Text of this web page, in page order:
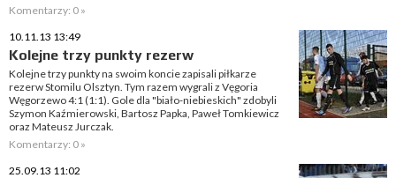
Komentarzy: 0 »
10.11.13 13:49
Kolejne trzy punkty rezerw
Kolejne trzy punkty na swoim koncie zapisali piłkarze
rezerw Stomilu Olsztyn. Tym razem wygrali z Vęgoria
Węgorzewo 4:1 (1:1). Gole dla "biało-niebieskich" zdobyli
Szymon Kaźmierowski, Bartosz Papka, Paweł Tomkiewicz
oraz Mateusz Jurczak.
Komentarzy: 0 »
25.09.13 11:02